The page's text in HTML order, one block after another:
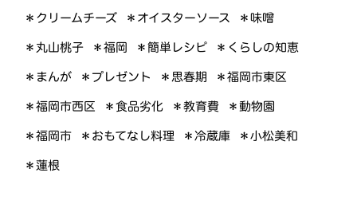
＊クリームチーズ ＊オイスターソース ＊味噌
＊丸山桃子 ＊福岡 ＊簡単レシピ ＊くらしの知恵
＊まんが ＊プレゼント ＊思春期 ＊福岡市東区
＊福岡市西区 ＊食品劣化 ＊教育費 ＊動物園
＊福岡市 ＊おもてなし料理 ＊冷蔵庫 ＊小松美和
＊蓮根